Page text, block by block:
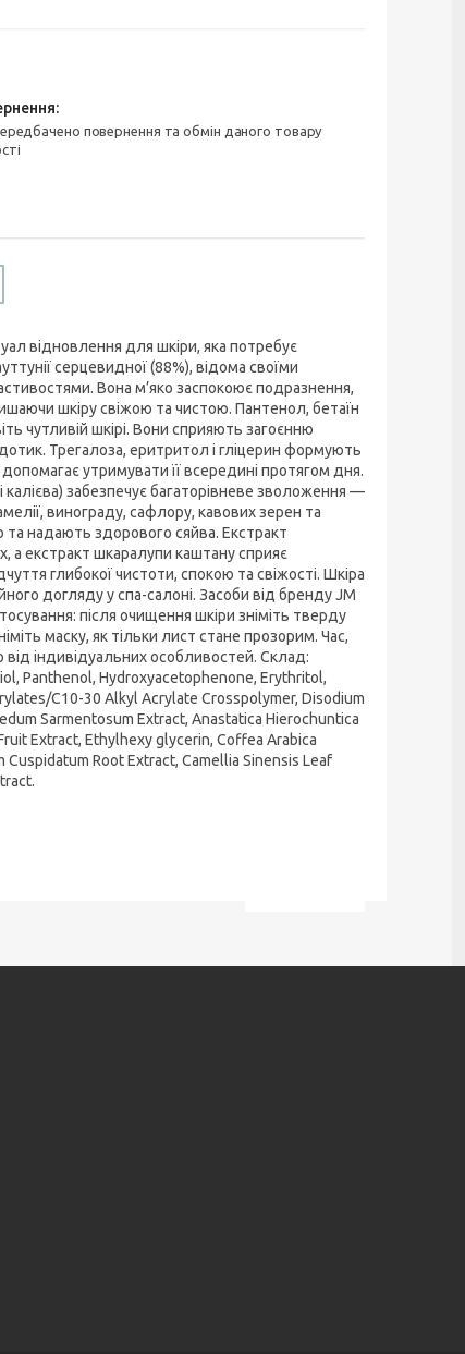
відновлення для шкіри, яка потребує
серцевидної (88%), відома своїми
Вона м’яко заспокоює подразнення,
шкіру свіжою та чистою. Пантенол, бетаїн
чутливій шкірі. Вони сприяють загоєнню
Трегалоза, еритритол і гліцерин формують
утримувати її всередині протягом дня.
калієва) забезпечує багаторівневе зволоження —
винограду, сафлору, кавових зерен та
надають здорового сяйва. Екстракт
а екстракт шкаралупи каштану сприяє
глибокої чистоти, спокою та свіжості. Шкіра
догляду у спа-салоні. Засоби від бренду JM
після очищення шкіри зніміть тверду
маску, як тільки лист стане прозорим. Час,
індивідуальних особливостей. Склад:
Panthenol, Hydroxyacetophenone, Erythritol,
C10-30 Alkyl Acrylate Crosspolymer, Disodium
Sarmentosum Extract, Anastatica Hierochuntica
Extract, Ethylhexy glycerin, Coffea Arabica
Root Extract, Camellia Sinensis Leaf